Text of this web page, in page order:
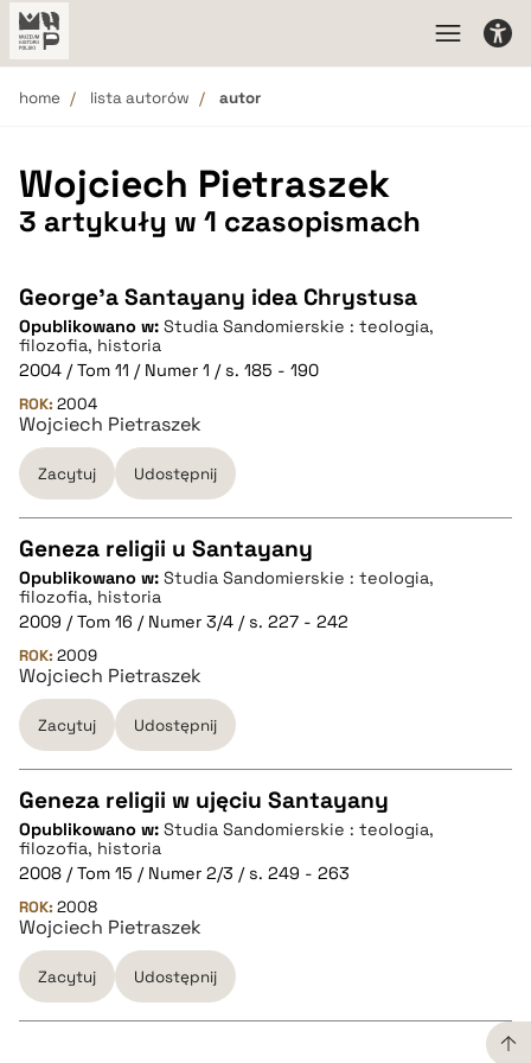
home lista autorów autor
Wojciech Pietraszek
3 artykuły w 1 czasopismach
George'a Santayany idea Chrystusa
Opublikowano w: Studia Sandomierskie : teologia,
filozofia, historia
2004 / Tom 11 / Numer 1 / s. 185 - 190
ROK: 2004
Wojciech Pietraszek
Zacytuj Udostępnij
CZYSTY TEKST
pobierz cytat
BIBTEX
pobierz cytat
Geneza religii u Santayany
Opublikowano w: Studia Sandomierskie : teologia,
filozofia, historia
2009 / Tom 16 / Numer 3/4 / s. 227 - 242
ROK: 2009
Wojciech Pietraszek
Zacytuj Udostępnij
CZYSTY TEKST
pobierz cytat
BIBTEX
Geneza religii w ujęciu Santayany
Opublikowano w: Studia Sandomierskie : teologia,
filozofia, historia
2008 / Tom 15 / Numer 2/3 / s. 249 - 263
ROK: 2008
Wojciech Pietraszek
Zacytuj Udostępnij